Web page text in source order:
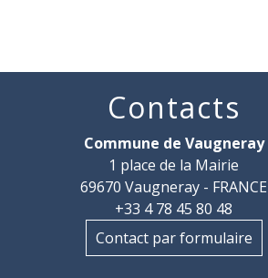
Contacts
Commune de Vaugneray
1 place de la Mairie
69670 Vaugneray - FRANCE
+33 4 78 45 80 48
Contact par formulaire